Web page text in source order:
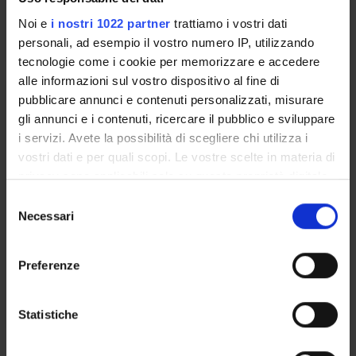
Noi e i nostri 1022 partner trattiamo i vostri dati
personali, ad esempio il vostro numero IP, utilizzando
tecnologie come i cookie per memorizzare e accedere
alle informazioni sul vostro dispositivo al fine di
pubblicare annunci e contenuti personalizzati, misurare
gli annunci e i contenuti, ricercare il pubblico e sviluppare
i servizi. Avete la possibilità di scegliere chi utilizza i
vostri dati e per quali scopi. Le vostre scelte in materia di
privacy sono applicabili solo su questa proprietà digitale
modificare o revocare il proprio consenso in qualsiasi
momento dalla Dichiarazione sui cookie o facendo clic
raccogliere informazioni sulla tua posizione
geografica, con un'approssimazione di qualche
Necessari
Preferenze
Statistiche
Orario Lezioni
CARDIOLOGIA RIABILITATIVA
Crediti
1
1 SEMESTRE PROFESSIONI SANITARIE
Domenico Catanzariti